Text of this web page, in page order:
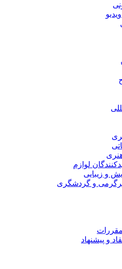
لوازم
و زیبایی
و گردشگری
و پیشنهاد